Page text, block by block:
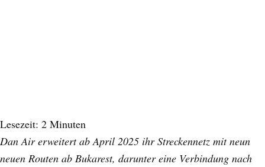
Lesezeit: 2 Minuten
Dan Air erweitert ab April 2025 ihr Streckennetz mit neun
neuen Routen ab Bukarest, darunter eine Verbindung nach